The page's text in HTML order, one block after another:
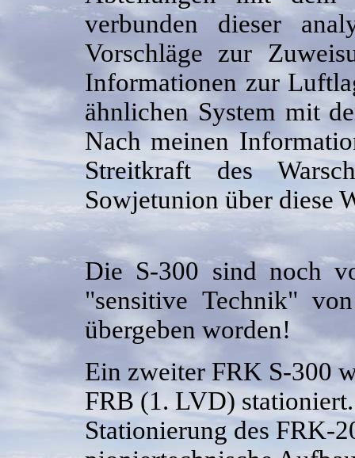
verbunden dieser
Vorschläge zur
Informationen zur
ähnlichen System mit
Nach meinen
Streitkraft des
Sowjetunion über diese
Die S-300 sind noch
"sensitive Technik"
übergeben worden!
Ein zweiter FRK S-300
FRB (1. LVD)
Stationierung des FRK-